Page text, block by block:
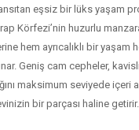
eşsiz bir lüks yaşam
Körfezi’nin huzurlu
hem ayrıcalıklı bir yaşam
Geniş cam cepheler,
maksimum seviyede içeri
bir parçası haline getirir.